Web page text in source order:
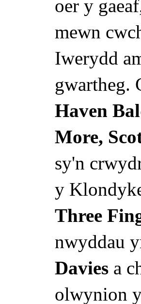
oer y
mewn
Iwerydd
gwartheg.
Haven
More,
sy'n
y
Three
nwyddau
Davies a
olwynion